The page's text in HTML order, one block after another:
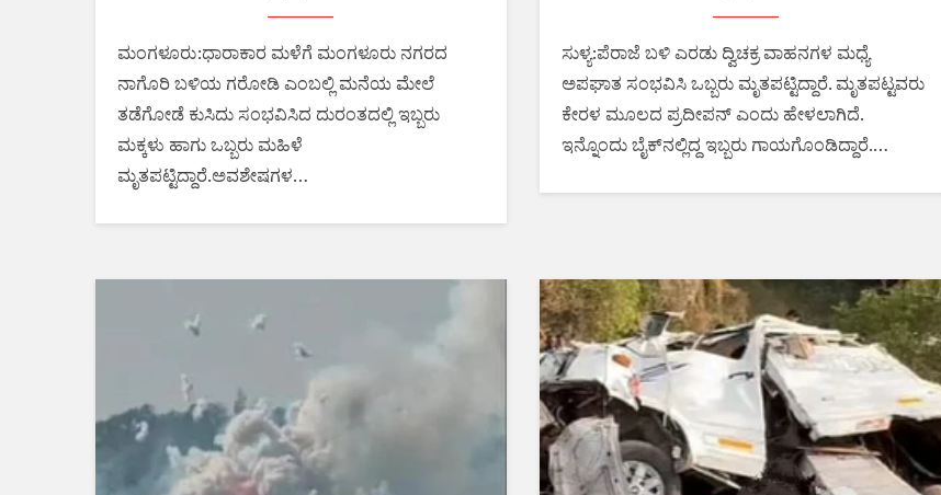
ಮಂಗಳೂರು:ಧಾರಾಕಾರ ಮಳೆಗೆ ಮಂಗಳೂರು ನಗರದ
ನಾಗೊರಿ ಬಳಿಯ ಗರೋಡಿ ಎಂಬಲ್ಲಿ ಮನೆಯ ಮೇಲೆ
ತಡೆಗೋಡೆ ಕುಸಿದು ಸಂಭವಿಸಿದ ದುರಂತದಲ್ಲಿ ಇಬ್ಬರು
ಮಕ್ಕಳು ಹಾಗು ಒಬ್ಬರು ಮಹಿಳೆ
ಮೃತಪಟ್ಟಿದ್ದಾರೆ.ಅವಶೇಷಗಳ…
ಸುಳ್ಯ:ಪೆರಾಜೆ ಬಳಿ ಎರಡು ದ್ವಿಚಕ್ರ ವಾಹನಗಳ ಮಧ್ಯೆ
ಅಪಘಾತ ಸಂಭವಿಸಿ ಒಬ್ಬರು ಮೃತಪಟ್ಟಿದ್ದಾರೆ. ಮೃತಪಟ್ಟವರು
ಕೇರಳ ಮೂಲದ ಪ್ರದೀಪನ್ ಎಂದು ಹೇಳಲಾಗಿದೆ.
ಇನ್ನೊಂದು ಬೈಕ್‌ನಲ್ಲಿದ್ದ ಇಬ್ಬರು ಗಾಯಗೊಂಡಿದ್ದಾರೆ.…